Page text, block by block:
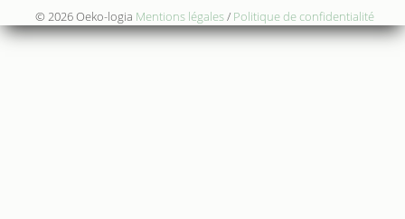
© 2026 Oeko-logia Mentions légales/ Politique de confidentialité